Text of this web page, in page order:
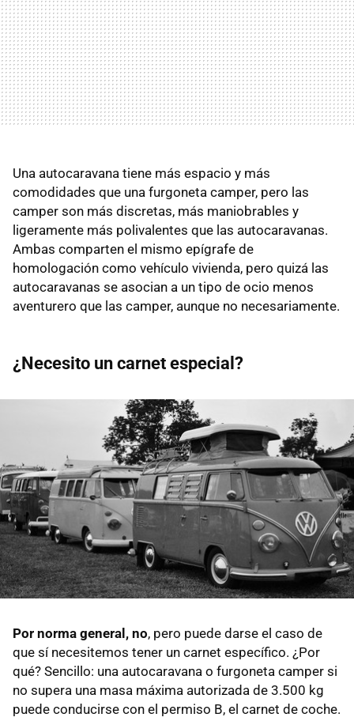
Una autocaravana tiene más espacio y más
comodidades que una furgoneta camper, pero las
camper son más discretas, más maniobrables y
ligeramente más polivalentes que las autocaravanas.
Ambas comparten el mismo epígrafe de
homologación como vehículo vivienda, pero quizá las
autocaravanas se asocian a un tipo de ocio menos
aventurero que las camper, aunque no necesariamente.
¿Necesito un carnet especial?
Por norma general, no, pero puede darse el caso de
que sí necesitemos tener un carnet específico. ¿Por
qué? Sencillo: una autocaravana o furgoneta camper si
no supera una masa máxima autorizada de 3.500 kg
puede conducirse con el permiso B, el carnet de coche.